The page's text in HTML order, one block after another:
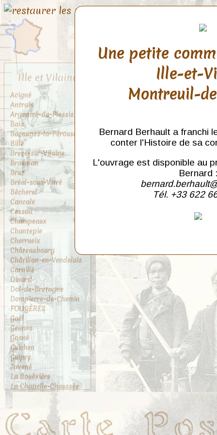
Ille et Vilaine
Acigné
Antrain
Argentré-du-Plessis
Bais
Bazouges-la-Pérouse
Billé
Brecé-sur-Vilaine
Broualan
Bruz
Bréal-sous-Vitré
Bécherel
Cancale
Cesson
Champeaux
Chantepie
Cherrueix
Châteaubourg
Châtillon-en-Vendelais
Cornillé
Dinard
Dol-de-Bretagne
Dompierre-du-Chemin
FOUGÈRES
Gaël
Gennes
Gosné
Guichen
Guipry
Javené
La Bouëxière
La Chapelle-Chaussée
La Chapelle-des-
La Gouesnière
La Rance
Une petite
Ille-et-
Montreuil-
Bernard Berhault a franchi
conter l'Histoire de sa
L'ouvrage est disponible au
Bernard
Tél. +33 622